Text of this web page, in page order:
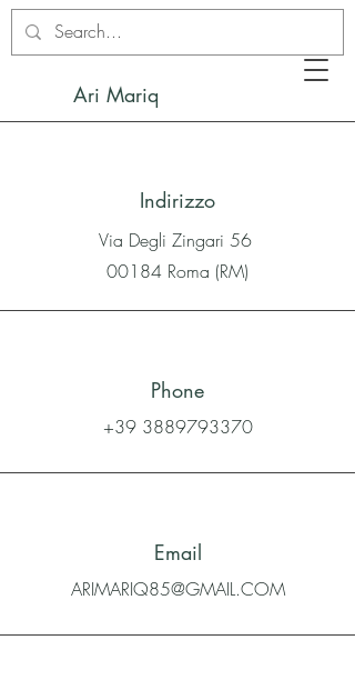
Ari Mariq
Indirizzo
Via Degli Zingari 56
00184 Roma (RM)
Phone
+39 3889793370
Email
ARIMARIQ85@GMAIL.COM